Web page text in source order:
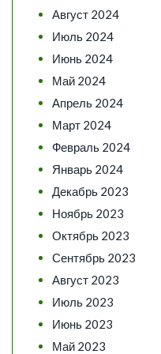
Август 2024
Июль 2024
Июнь 2024
Май 2024
Апрель 2024
Март 2024
Февраль 2024
Январь 2024
Декабрь 2023
Ноябрь 2023
Октябрь 2023
Сентябрь 2023
Август 2023
Июль 2023
Июнь 2023
Май 2023